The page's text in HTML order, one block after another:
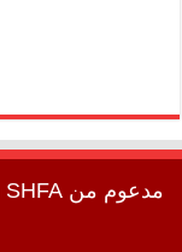
مدعوم من SHFA